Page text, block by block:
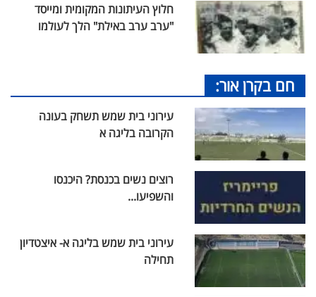
חלוץ העיתונות המקומית ומייסד
"ערב ערב באילת" הלך לעולמו
חם בקרן אור:
עירוני בית שמש תשחק בעונה
הקרובה בליגה א
רוצים נשים בכנסת? היכנסו
והשפיעו...
עירוני בית שמש בליגה א- איצטדיון
תחילה